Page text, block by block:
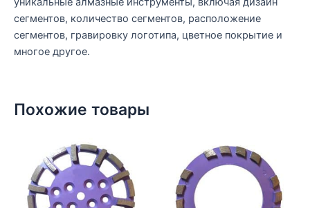
сегментов, количество сегментов, расположение
сегментов, гравировку логотипа, цветное покрытие и
многое другое.
Похожие товары